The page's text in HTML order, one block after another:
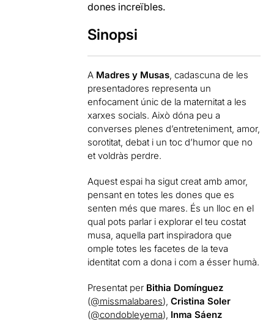
dones increïbles.
Sinopsi
A Madres y Musas, cadascuna de les
presentadores representa un
enfocament únic de la maternitat a les
xarxes socials. Això dóna peu a
converses plenes d’entreteniment, amor,
sorotitat, debat i un toc d’humor que no
et voldràs perdre.
Aquest espai ha sigut creat amb amor,
pensant en totes les dones que es
senten més que mares. És un lloc en el
qual pots parlar i explorar el teu costat
musa, aquella part inspiradora que
omple totes les facetes de la teva
identitat com a dona i com a ésser humà.
Presentat per Bithia Domínguez
(@missmalabares),Cristina Soler
(@condobleyema), Inma Sáenz